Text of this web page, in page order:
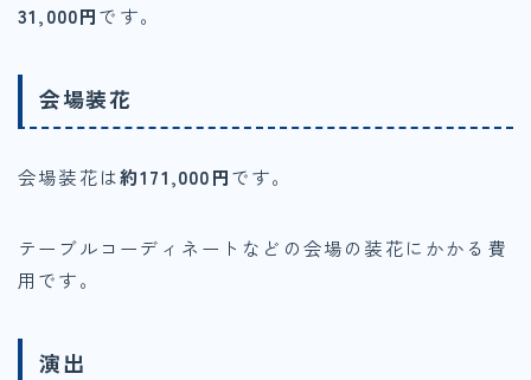
31,000円です。
会場装花
会場装花は約171,000円です。
テーブルコーディネートなどの会場の装花にかかる費
用です。
演出